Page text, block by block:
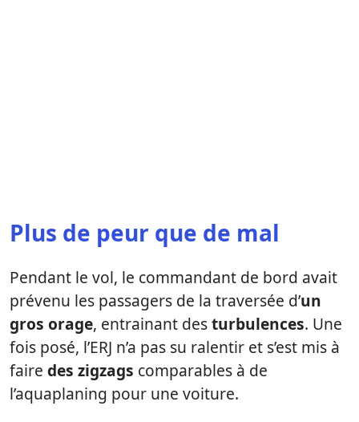
Plus de peur que de mal
Pendant le vol, le commandant de bord avait
prévenu les passagers de la traversée d’un
gros orage, entrainant desturbulences. Une
fois posé, l’ERJ n’a pas su ralentir et s’est mis à
faire des zigzags comparables à de
l’aquaplaning pour une voiture.